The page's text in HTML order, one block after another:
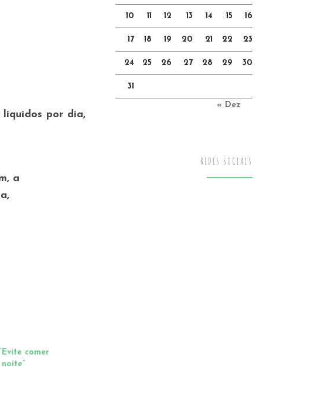
líquidos por dia,
a
comer
10 11 12 13 14 15 16
17 18 19 20 21 22 23
24 25 26 27 28 29 30
31
« Dez
REDES SOCIAIS